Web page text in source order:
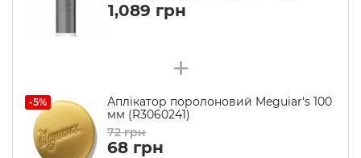
1,089 грн
+
-5%
Аплікатор поролоновий Meguiar's 100
мм (R3060241)
72грн
68 грн